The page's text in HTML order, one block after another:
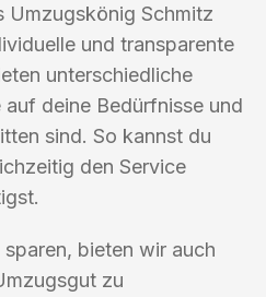
Umzugskönig Schmitz
und transparente
unterschiedliche
deine Bedürfnisse und
sind. So kannst du
den Service
bieten wir auch
zu